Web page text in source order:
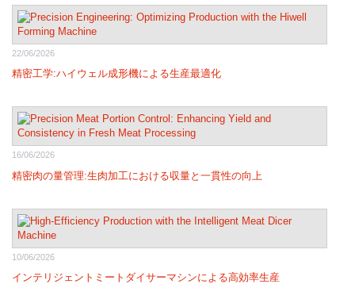
22/06/2026
精密工学:ハイウェル成形機による生産最適化
16/06/2026
精密肉の量管理:生肉加工における収量と一貫性の向上
10/06/2026
インテリジェントミートダイサーマシンによる高効率生産